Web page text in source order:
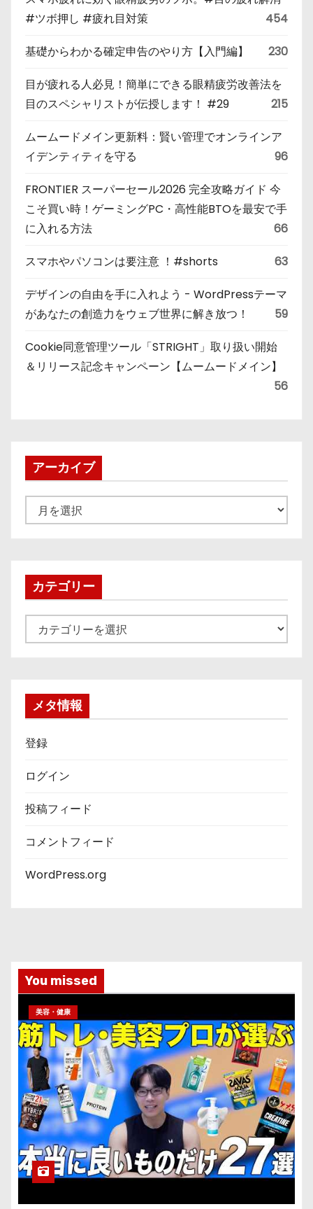
#ツボ押し #疲れ目対策
454
基礎からわかる確定申告のやり方【入門編】 230
目が疲れる人必見！簡単にできる眼精疲労改善法を
目のスペシャリストが伝授します！ #29
215
ムームードメイン更新料：賢い管理でオンラインア
イデンティティを守る
96
FRONTIER スーパーセール2026 完全攻略ガイド 今
こそ買い時！ゲーミングPC・高性能BTOを最安で手
に入れる方法
66
スマホやパソコンは要注意 ！#shorts 63
デザインの自由を手に入れよう - WordPressテーマ
があなたの創造力をウェブ世界に解き放つ！
59
Cookie同意管理ツール「STRIGHT」取り扱い開始
＆リリース記念キャンペーン【ムームードメイン】
56
アーカイブ
ー
ブカテゴリー
テ
メタ情報
登録
ログイン
投稿フィード
コメントフィード
WordPress.org
You missed
美容・健康